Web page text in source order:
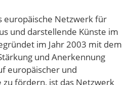
europäische Netzwerk für
und darstellende Künste im
im Jahr 2003 mit dem
und Anerkennung
europäischer und
zu fördern, ist das Netzwerk